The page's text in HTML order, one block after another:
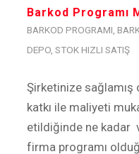
Barkod Programı
BARKOD PROGRAMI,
DEPO,STOK HIZLI SATIŞ
Şirketinize sağlamış
katkı ile maliyeti
etildiğinde ne kadar
firma programı